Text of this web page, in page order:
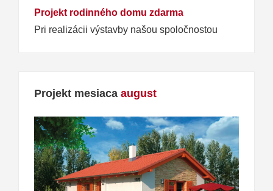
Projekt rodinného domu zdarma
Pri realizácii výstavby našou spoločnostou
Projekt mesiaca august